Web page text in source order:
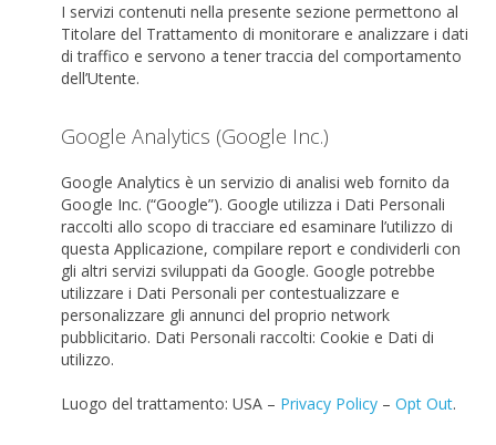
I servizi contenuti nella presente sezione permettono al
Titolare del Trattamento di monitorare e analizzare i dati
di traffico e servono a tener traccia del comportamento
dell’Utente.
Google Analytics (Google Inc.)
Google Analytics è un servizio di analisi web fornito da
Google Inc. (“Google”). Google utilizza i Dati Personali
raccolti allo scopo di tracciare ed esaminare l’utilizzo di
questa Applicazione, compilare report e condividerli con
gli altri servizi sviluppati da Google. Google potrebbe
utilizzare i Dati Personali per contestualizzare e
personalizzare gli annunci del proprio network
pubblicitario. Dati Personali raccolti: Cookie e Dati di
utilizzo.
Luogo del trattamento: USA – Privacy Policy – Opt Out.